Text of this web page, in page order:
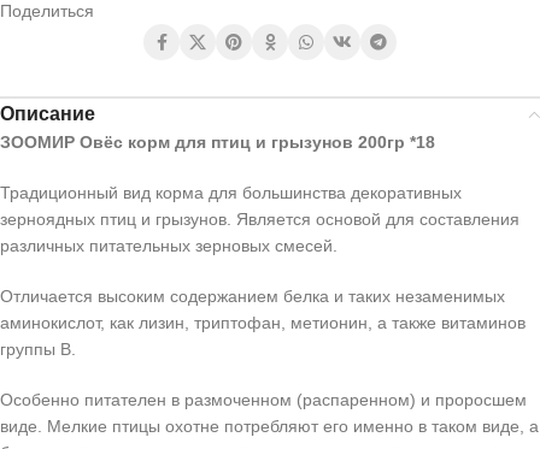
Поделиться
Описание
ЗООМИР Овёс корм для птиц и грызунов 200гр *18
Традиционный вид корма для большинства декоративных
зерноядных птиц и грызунов. Является основой для составления
различных питательных зерновых смесей.
Отличается высоким содержанием белка и таких незаменимых
аминокислот, как лизин, триптофан, метионин, а также витаминов
группы В.
Особенно питателен в размоченном (распаренном) и проросшем
виде. Мелкие птицы охотне потребляют его именно в таком виде, а